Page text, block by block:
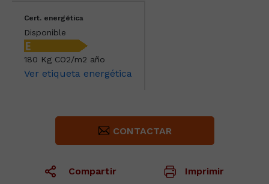
Cert. energética
Disponible
180 Kg CO2/m2 año
Ver etiqueta energética
CONTACTAR
Compartir Imprimir